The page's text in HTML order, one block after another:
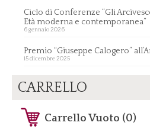
Ciclo di Conferenze “Gli
Età moderna e contemporanea”
6 gennaio 2026
Premio “Giuseppe Calogero”
15 dicembre 2025
CARRELLO
Carrello Vuoto (0)